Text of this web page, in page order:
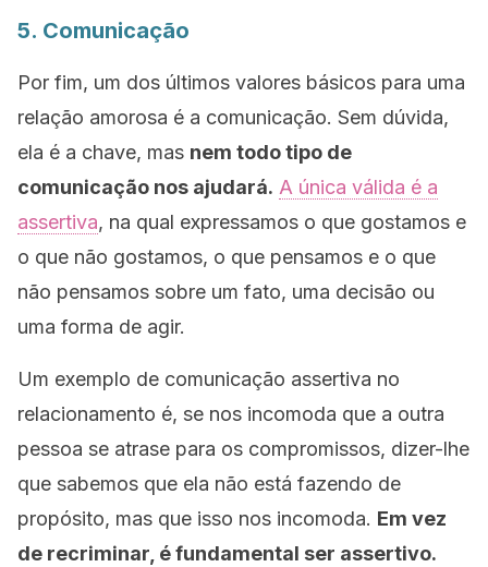
5. Comunicação
Por fim, um dos últimos valores básicos para uma
relação amorosa é a comunicação. Sem dúvida,
ela é a chave, mas nem todo tipo de
comunicação nos ajudará. A única válida é a
assertiva, na qual expressamos o que gostamos e
o que não gostamos, o que pensamos e o que
não pensamos sobre um fato, uma decisão ou
uma forma de agir.
Um exemplo de comunicação assertiva no
relacionamento é, se nos incomoda que a outra
pessoa se atrase para os compromissos, dizer-lhe
que sabemos que ela não está fazendo de
propósito, mas que isso nos incomoda. Em vez
de recriminar, é fundamental ser assertivo.